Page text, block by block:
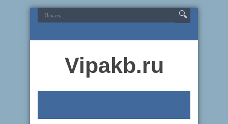
Vipakb.ru